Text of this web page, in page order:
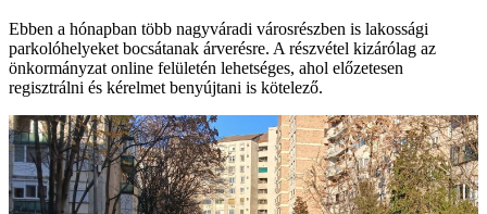
Ebben a hónapban több nagyváradi városrészben is lakossági
parkolóhelyeket bocsátanak árverésre. A részvétel kizárólag az
önkormányzat online felületén lehetséges, ahol előzetesen
regisztrálni és kérelmet benyújtani is kötelező.